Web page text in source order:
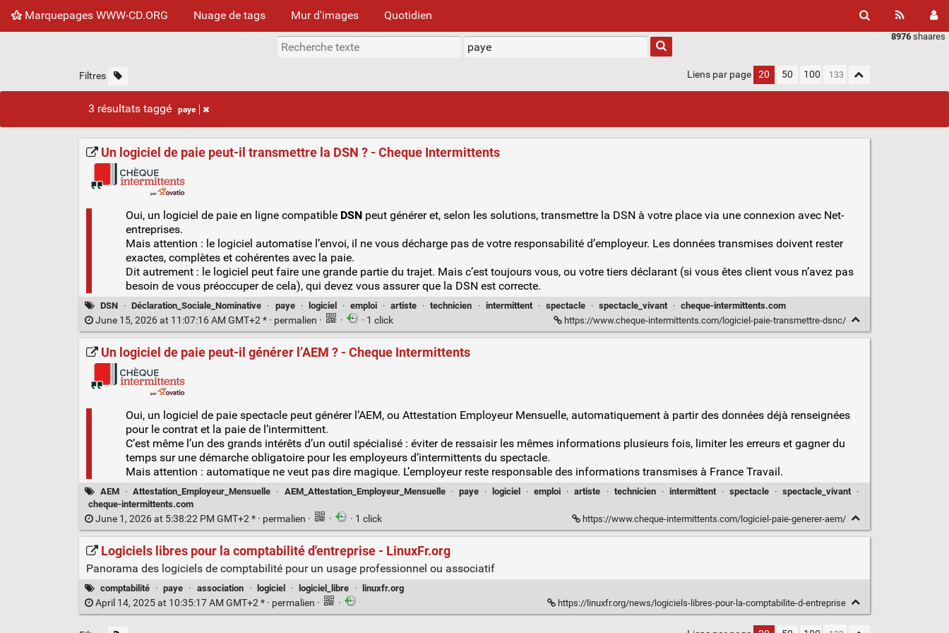
Marquepages WWW-CD.ORG Nuage de tags Mur d'images Quotidien
8976 shaares
Filtres Liens par page 20 50 100
3 résultats taggé paye
Un logiciel de paie peut-il transmettre la DSN ? - Cheque Intermittents
Oui, un logiciel de paie en ligne compatible DSNpeut générer et, selon les solutions, transmettre la DSN à votre place via une connexion avec Net-
entreprises.
Mais attention : le logiciel automatise l’envoi, il ne vous décharge pas de votre responsabilité d’employeur. Les données transmises doivent rester
exactes, complètes et cohérentes avec la paie.
Dit autrement : le logiciel peut faire une grande partie du trajet. Mais c’est toujours vous, ou votre tiers déclarant (si vous êtes client vous n’avez pas
besoin de vous préoccuper de cela), qui devez vous assurer que la DSN est correcte.
DSN · Déclaration_Sociale_Nominative · paye · logiciel · emploi · artiste · technicien · intermittent · spectacle · spectacle_vivant · cheque-intermittents.com
June 15, 2026 at 11:07:16 AM GMT+2 * · permalien · · · 1 click https://www.cheque-intermittents.com/logiciel-paie-transmettre-dsnc/
Un logiciel de paie peut-il générer l’AEM ? - Cheque Intermittents
Oui, un logiciel de paie spectacle peut générer l’AEM, ou Attestation Employeur Mensuelle, automatiquement à partir des données déjà renseignées
pour le contrat et la paie de l’intermittent.
C’est même l’un des grands intérêts d’un outil spécialisé : éviter de ressaisir les mêmes informations plusieurs fois, limiter les erreurs et gagner du
temps sur une démarche obligatoire pour les employeurs d’intermittents du spectacle.
Mais attention : automatique ne veut pas dire magique. L’employeur reste responsable des informations transmises à France Travail.
AEM · Attestation_Employeur_Mensuelle · AEM_Attestation_Employeur_Mensuelle · paye · logiciel · emploi · artiste · technicien · intermittent · spectacle · spectacle_vivant ·
cheque-intermittents.com
June 1, 2026 at 5:38:22 PM GMT+2 * · permalien · · · 1 click https://www.cheque-intermittents.com/logiciel-paie-generer-aem/
Logiciels libres pour la comptabilité d'entreprise - LinuxFr.org
Panorama des logiciels de comptabilité pour un usage professionnel ou associatif
comptabilité · paye · association · logiciel · logiciel_libre · linuxfr.org
April 14, 2025 at 10:35:17 AM GMT+2 * · permalien · · https://linuxfr.org/news/logiciels-libres-pour-la-comptabilite-d-entreprise